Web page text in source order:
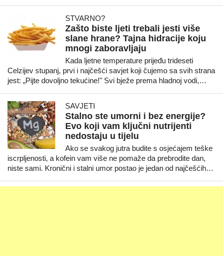
STVARNO?
Zašto biste ljeti trebali jesti više
slane hrane? Tajna hidracije koju
mnogi zaboravljaju
Kada ljetne temperature prijeđu trideseti
Celzijev stupanj, prvi i najčešći savjet koji čujemo sa svih strana
jest: „Pijte dovoljno tekućine!" Svi bježe prema hladnoj vodi,…
SAVJETI
Stalno ste umorni i bez energije?
Evo koji vam ključni nutrijenti
nedostaju u tijelu
Ako se svakog jutra budite s osjećajem teške
iscrpljenosti, a kofein vam više ne pomaže da prebrodite dan,
niste sami. Kronični i stalni umor postao je jedan od najčešćih…